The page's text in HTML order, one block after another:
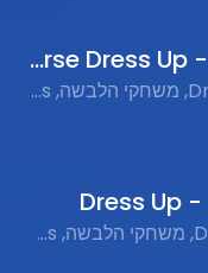
הלבשת אחות - Nurse Dress Up
Dress-Up Games, משחקי הלבשה, Flash Games, משחקי פלאש, Girls Games, משחקי בנות
Dress Up Games, משחקי הלבשה, Nostalgic Flash Games, משחקי פלאש נוסטלגים